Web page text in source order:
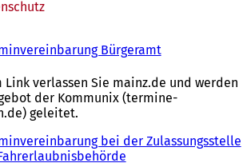
Bürgeramt(
f
f
t
Link verlassen Sie mainz.de und werden
der Kommunix (termine-
geleitet.
bei der Zulassungsstelle